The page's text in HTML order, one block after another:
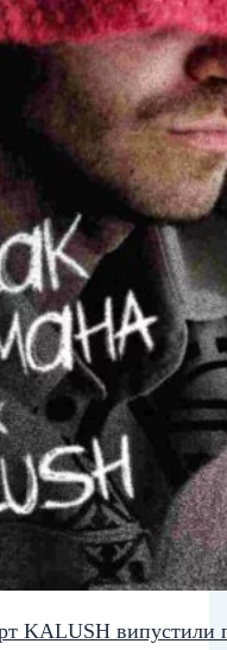
KALUSH випустили